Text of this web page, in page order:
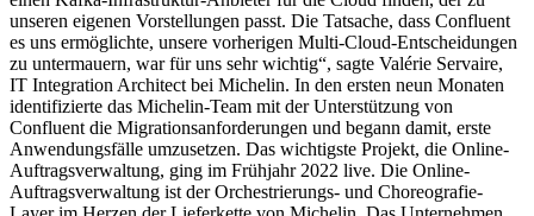
unseren eigenen Vorstellungen passt. Die Tatsache, dass Confluent
es uns ermöglichte, unsere vorherigen Multi-Cloud-Entscheidungen
zu untermauern, war für uns sehr wichtig“, sagte Valérie Servaire,
IT Integration Architect bei Michelin. In den ersten neun Monaten
identifizierte das Michelin-Team mit der Unterstützung von
Confluent die Migrationsanforderungen und begann damit, erste
Anwendungsfälle umzusetzen. Das wichtigste Projekt, die Online-
Auftragsverwaltung, ging im Frühjahr 2022 live. Die Online-
Auftragsverwaltung ist der Orchestrierungs- und Choreografie-